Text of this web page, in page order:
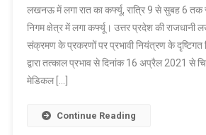
लखनऊ में लगा रात का कर्फ्यू, रात्रि 9 से सुबह 6 तक
निगम क्षेत्र में लगा कर्फ्यू। उत्तर प्रदेश की
संक्रमण के प्रकरणों पर प्रभावी नियंत्रण के
द्वारा तत्काल प्रभाव से दिनांक 16 अप्रैल 2021 से
मेडिकल […]
Continue Reading